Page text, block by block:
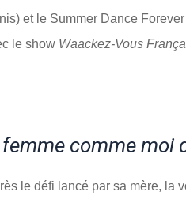
et le Summer Dance
le show Waackez-Vous
comme moi
le défi lancé par sa mère, la